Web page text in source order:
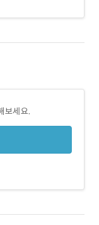
보세요.